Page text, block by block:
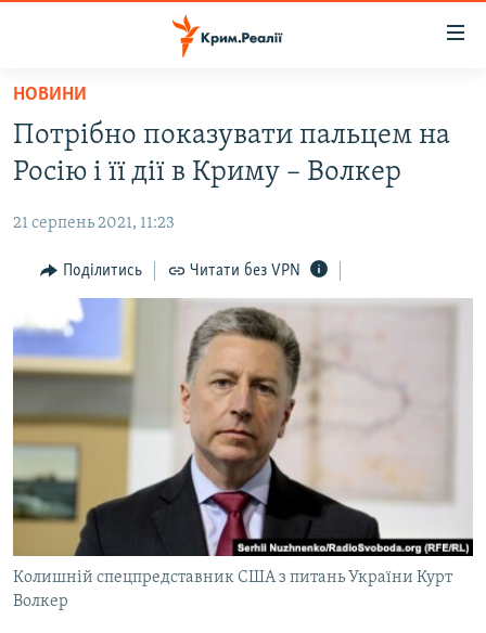
Перейти
основного
матеріалу
до
навігації
до
пошуку
ВОДА.КРИМ
ПОЛІТИКА
БЛОГИ
ПОГЛЯД
ІНТЕРВ'Ю
ВСЕ ЗА ДЕНЬ
СПЕЦПРОЕКТИ
ВІДЕОУРОКИ «ELIFBE»
СВІДЧЕННЯ ОКУПАЦІЇ
УКРАЇНСЬКА ПРОБЛЕМА КРИМУ
ЯК ОБІЙТИ БЛОКУВАННЯ
Русский
Qırımtatar
НОВИНИ
Потрібно показувати пальцем на
Росію і її дії в Криму – Волкер
21 серпень 2021, 11:23
Поділитись Читати без VPN
Колишній спецпредставник США з питань України Курт
Волкер